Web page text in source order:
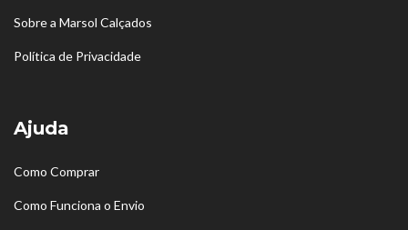
Sobre a Marsol Calçados
Política de Privacidade
Ajuda
Como Comprar
Como Funciona o Envio